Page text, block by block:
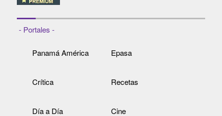
- Portales -
Panamá América Epasa
Crítica Recetas
Día a Día Cine